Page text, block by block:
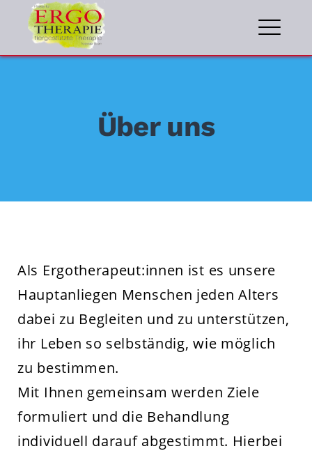
Über uns
Als Ergotherapeut:innen ist es unsere
Hauptanliegen Menschen jeden Alters
dabei zu Begleiten und zu unterstützen,
ihr Leben so selbständig, wie möglich
zu bestimmen.
Mit Ihnen gemeinsam werden Ziele
formuliert und die Behandlung
individuell darauf abgestimmt. Hierbei